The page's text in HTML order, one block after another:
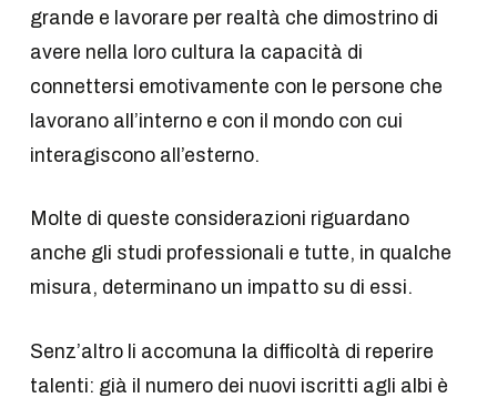
grande e lavorare per realtà che dimostrino di
avere nella loro cultura la capacità di
connettersi emotivamente con le persone che
lavorano all’interno e con il mondo con cui
interagiscono all’esterno.
Molte di queste considerazioni riguardano
anche gli studi professionali e tutte, in qualche
misura, determinano un impatto su di essi.
Senz’altro li accomuna la difficoltà di reperire
talenti: già il numero dei nuovi iscritti agli albi è